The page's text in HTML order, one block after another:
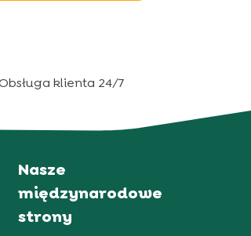
klienta 24/7
Nasze
międzynarodowe
strony